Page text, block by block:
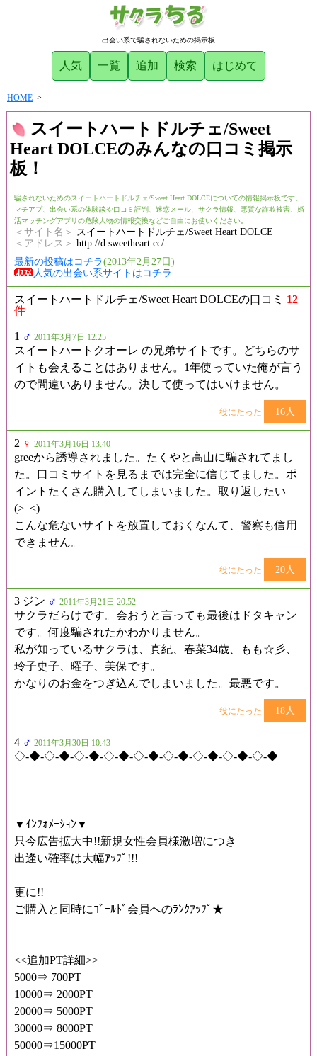
出会い系で騙されないための掲示板
人気 一覧 追加 検索 はじめて
HOME >
スイートハートドルチェ/Sweet
Heart DOLCEのみんなの口コミ掲示
板！
騙されないためのスイートハートドルチェ/Sweet Heart DOLCEについての情報掲示板です。
マチアプ、出会い系の体験談や口コミ評判、迷惑メール、サクラ情報、悪質な詐欺被害、婚
活マッチングアプリの危険人物の情報交換などご自由にお使いください。
＜サイト名＞ スイートハートドルチェ/Sweet Heart DOLCE
＜アドレス＞ http://d.sweetheart.cc/
最新の投稿はコチラ(2013年2月27日)
人気の出会い系サイトはコチラ
スイートハートドルチェ/Sweet Heart DOLCEの口コミ 12
件
1 ♂ 2011年3月7日 12:25
スイートハートクオーレ の兄弟サイトです。どちらのサ
イトも会えることはありません。1年使っていた俺が言う
ので間違いありません。決して使ってはいけません。
役にたった 16人
2 ♀ 2011年3月16日 13:40
greeから誘導されました。たくやと高山に騙されてまし
た。口コミサイトを見るまでは完全に信じてました。ポ
イントたくさん購入してしまいました。取り返したい
(>_<)
こんな危ないサイトを放置しておくなんて、警察も信用
できません。
役にたった 20人
3 ジン ♂ 2011年3月21日 20:52
サクラだらけです。会おうと言っても最後はドタキャン
です。何度騙されたかわかりません。
私が知っているサクラは、真紀、春菜34歳、もも☆彡、
玲子史子、曜子、美保です。
かなりのお金をつぎ込んでしまいました。最悪です。
役にたった 18人
4 ♂ 2011年3月30日 10:43
◇-◆-◇-◆-◇-◆-◇-◆-◇-◆-◇-◆-◇-◆-◇-◆-◇-◆
▼ｲﾝﾌｫﾒｰｼｮﾝ▼
只今広告拡大中!!新規女性会員様激増につき
出逢い確率は大幅ｱｯﾌﾟ!!!
更に!!
ご購入と同時にｺﾞｰﾙﾄﾞ会員へのﾗﾝｸｱｯﾌﾟ★
<<追加PT詳細>>
5000⇒ 700PT
10000⇒ 2000PT
20000⇒ 5000PT
30000⇒ 8000PT
50000⇒15000PT